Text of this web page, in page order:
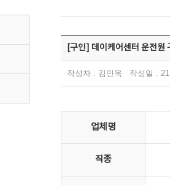
[구인] 데이케어센터 운전원
작성자 : 김민욱 작성일 :
업체명
직종